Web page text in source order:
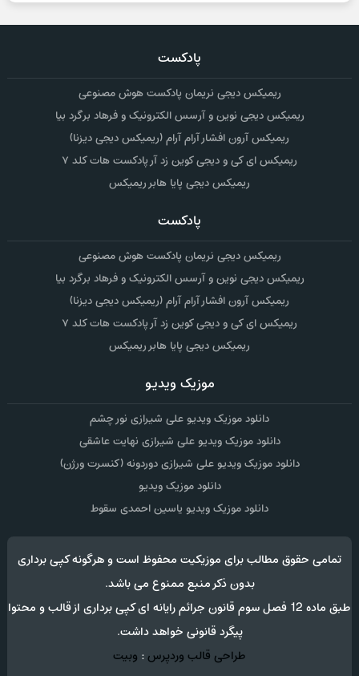
پادکست
ریمیکس دیجی نریمان پادکست هوش مصنوعی
ریمیکس دیجی نوین و آرسس الکترونیک و فرهاد برگرد بیا
ریمیکس آرون افشار آرام آرام (ریمیکس دیجی دیزنا)
ریمیکس ای کی و دیجی کوین زد آر پادکست هات کلد ۷
ریمیکس دیجی پایا هابر ریمیکس
پادکست
ریمیکس دیجی نریمان پادکست هوش مصنوعی
ریمیکس دیجی نوین و آرسس الکترونیک و فرهاد برگرد بیا
ریمیکس آرون افشار آرام آرام (ریمیکس دیجی دیزنا)
ریمیکس ای کی و دیجی کوین زد آر پادکست هات کلد ۷
ریمیکس دیجی پایا هابر ریمیکس
موزیک ویدیو
دانلود موزیک ویدیو علی شیرازی نور چشم
دانلود موزیک ویدیو علی شیرازی نهایت عاشقی
دانلود موزیک ویدیو علی شیرازی دوردونه (کنسرت ورژن)
دانلود موزیک ویدیو
دانلود موزیک ویدیو یاسین احمدی سقوط
تمامی حقوق مطالب برای موزیکیت محفوظ است و هرگونه کپی برداری
بدون ذکر منبع ممنوع می باشد.
طبق ماده 12 فصل سوم قانون جرائم رایانه ای کپی برداری از قالب و محتوا
پیگرد قانونی خواهد داشت.
طراحی قالب وردپرس: وبیت